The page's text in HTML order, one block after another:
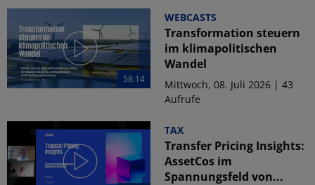
58:14
WEBCASTS
Transformation steuern
im klimapolitischen
Wandel
Mittwoch, 08. Juli 2026 | 43
Aufrufe
TAX
Transfer Pricing Insights:
AssetCos im
Spannungsfeld von...